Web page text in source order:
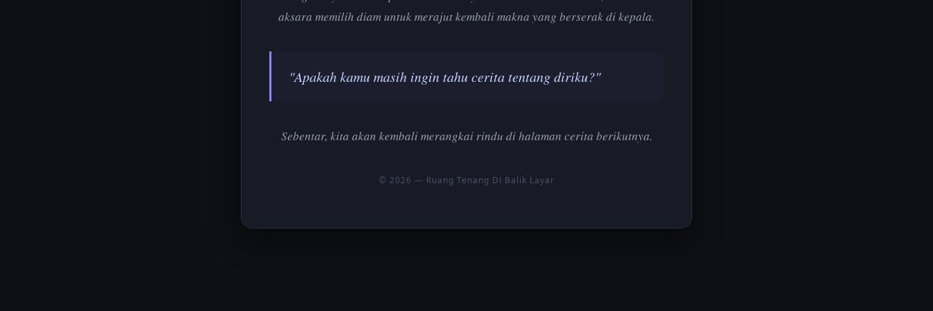
aksara memilih diam untuk merajut kembali makna yang berserak di kepala.
"Apakah kamu masih ingin tahu cerita tentang diriku?"
Sebentar, kita akan kembali merangkai rindu di halaman cerita berikutnya.
© 2026 — Ruang Tenang Di Balik Layar